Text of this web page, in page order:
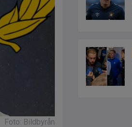
Foto: Bildbyrån